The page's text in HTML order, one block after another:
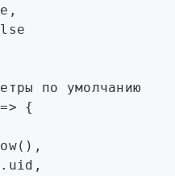
,
по умолчанию
=> {
() ,
.uid ,